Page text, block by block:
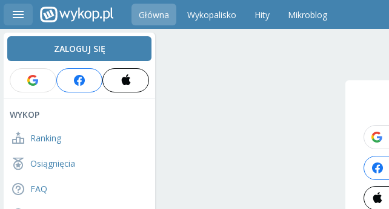
Główna Wykopalisko Hity Mikroblog
ZALOGUJ SIĘ
WYKOP
Ranking
Osiągnięcia
FAQ